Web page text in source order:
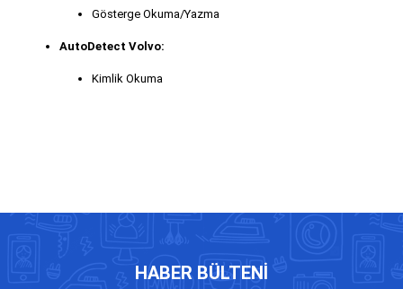
Gösterge Okuma/Yazma
AutoDetect Volvo:
Kimlik Okuma
HABER BÜLTENI